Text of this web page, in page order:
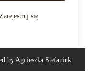
Zarejestruj się
by Agnieszka Stefaniuk